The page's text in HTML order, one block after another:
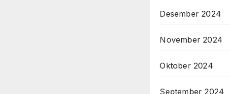
Desember 2024
November 2024
Oktober 2024
September 2024